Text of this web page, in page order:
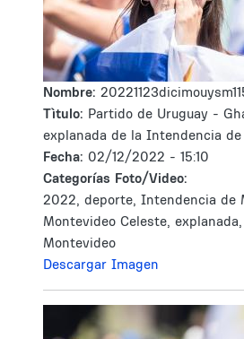
Nombre:
Tìtulo: Partido de Uruguay -
explanada de la Intendencia
Fecha: 02/12/2022 - 15:10
Categorías Foto/Video:
2022, deporte, Intendencia de
Montevideo Celeste,
Montevideo
Descargar Imagen